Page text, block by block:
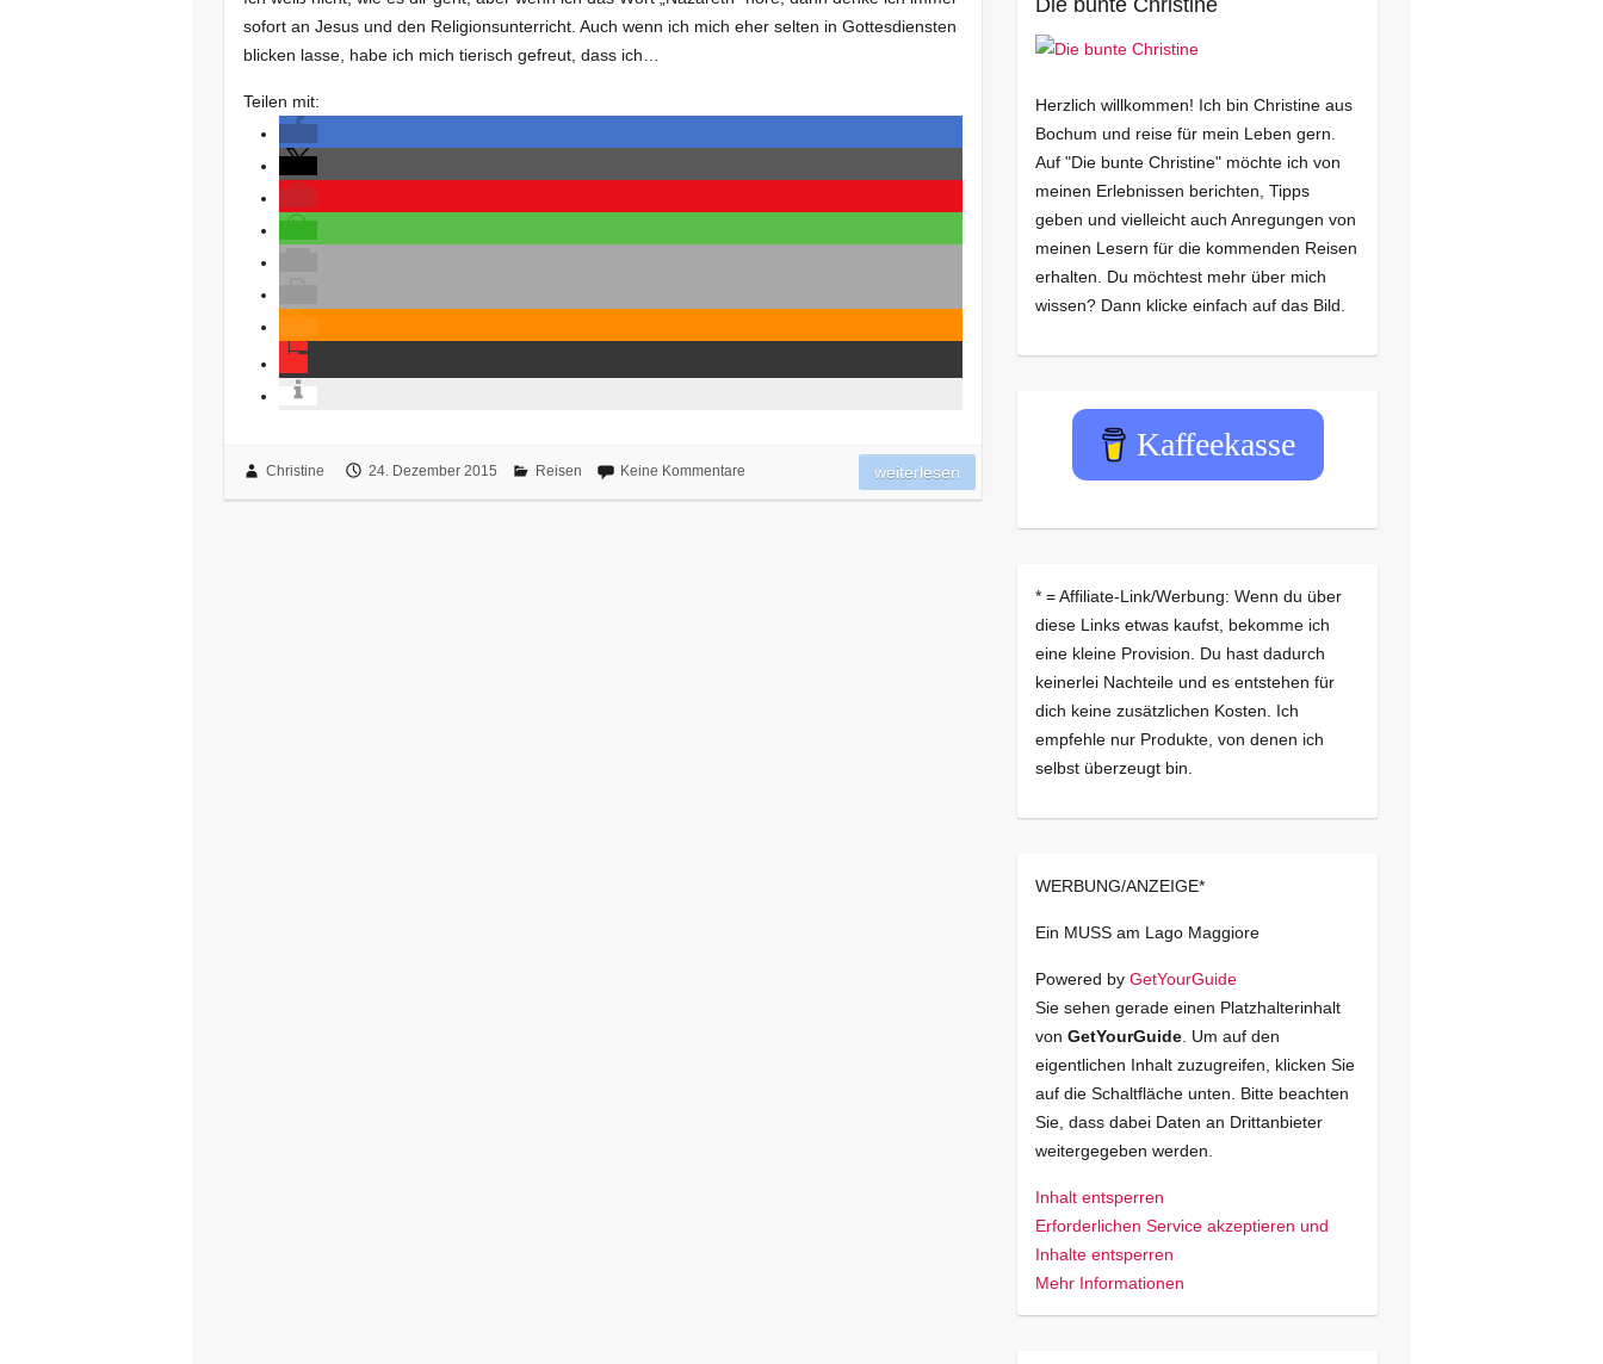
sofort an Jesus und den Religionsunterricht. Auch wenn ich mich eher selten in Gottesdiensten
blicken lasse, habe ich mich tierisch gefreut, dass ich…
Teilen mit:
Christine 24. Dezember 2015 Reisen Keine Kommentare weiterlesen
Die bunte Christine
Herzlich willkommen! Ich bin Christine aus
Bochum und reise für mein Leben gern.
Auf "Die bunte Christine" möchte ich von
meinen Erlebnissen berichten, Tipps
geben und vielleicht auch Anregungen von
meinen Lesern für die kommenden Reisen
erhalten. Du möchtest mehr über mich
wissen? Dann klicke einfach auf das Bild.
Kaffeekasse
* = Affiliate-Link/Werbung: Wenn du über
diese Links etwas kaufst, bekomme ich
eine kleine Provision. Du hast dadurch
keinerlei Nachteile und es entstehen für
dich keine zusätzlichen Kosten. Ich
empfehle nur Produkte, von denen ich
selbst überzeugt bin.
WERBUNG/ANZEIGE*
Ein MUSS am Lago Maggiore
Powered by GetYourGuide
Sie sehen gerade einen Platzhalterinhalt
von GetYourGuide. Um auf den
eigentlichen Inhalt zuzugreifen, klicken Sie
auf die Schaltfläche unten. Bitte beachten
Sie, dass dabei Daten an Drittanbieter
weitergegeben werden.
Inhalt entsperren
Erforderlichen Service akzeptieren und
Inhalte entsperren
Mehr Informationen